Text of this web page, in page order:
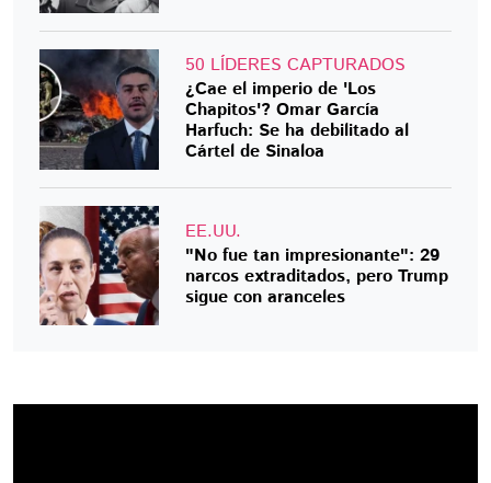
50 LÍDERES CAPTURADOS
¿Cae el imperio de 'Los
Chapitos'? Omar García
Harfuch: Se ha debilitado al
Cártel de Sinaloa
EE.UU.
"No fue tan impresionante": 29
narcos extraditados, pero Trump
sigue con aranceles